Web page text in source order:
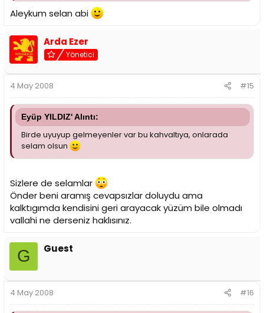
Aleykum selan abi
Arda Ezer
Yönetici
4 May 2008 #15
Eyüp YILDIZ' Alıntı:
Birde uyuyup gelmeyenler var bu kahvaltıya, onlarada
selam olsun
Sizlere de selamlar
Önder beni aramış cevapsızlar doluydu ama
kalktıgımda kendisini geri arayacak yüzüm bile olmadı
vallahi ne derseniz haklısınız.
G Guest
4 May 2008 #16